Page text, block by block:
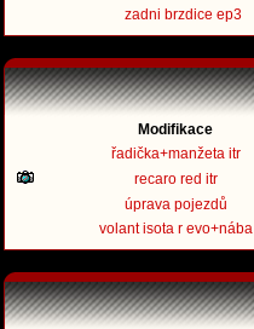
zadni brzdice ep3
Modifikace
řadička+manžeta itr
recaro red itr
úprava pojezdů
volant isota r evo+nába